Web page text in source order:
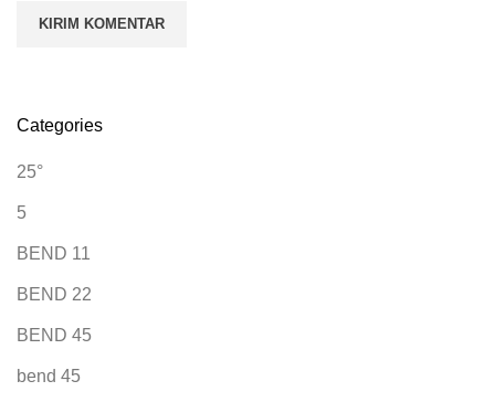
Categories
25°
5
BEND 11
BEND 22
BEND 45
bend 45